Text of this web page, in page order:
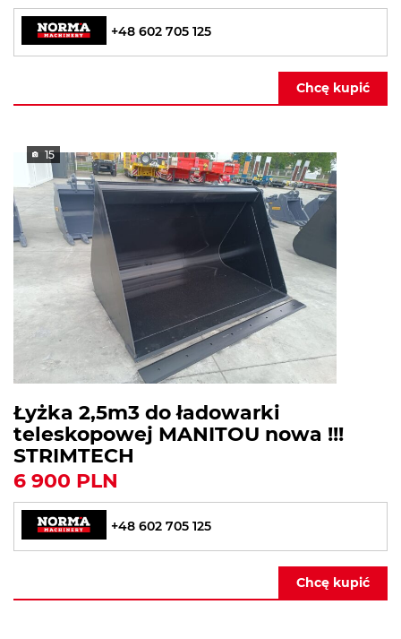
+48 602 705 125
Chcę kupić
15
Łyżka 2,5m3 do ładowarki
teleskopowej MANITOU nowa !!!
STRIMTECH
6 900 PLN
+48 602 705 125
Chcę kupić